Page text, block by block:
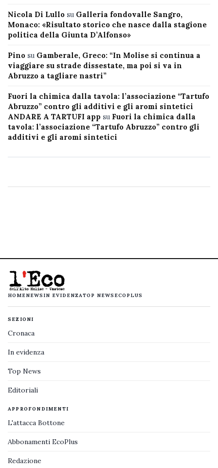
Nicola Di Lullo su Galleria fondovalle Sangro,
Monaco: «Risultato storico che nasce dalla stagione
politica della Giunta D’Alfonso»
Pino su Gamberale, Greco: “In Molise si continua a
viaggiare su strade dissestate, ma poi si va in
Abruzzo a tagliare nastri”
Fuori la chimica dalla tavola: l’associazione “Tartufo
Abruzzo” contro gli additivi e gli aromi sintetici
ANDARE A TARTUFI app su Fuori la chimica dalla
tavola: l’associazione “Tartufo Abruzzo” contro gli
additivi e gli aromi sintetici
HOMENEWS IN EVIDENZATOP NEWS ECOPLUS
SEZIONI
Cronaca
In evidenza
Top News
Editoriali
APPROFONDIMENTI
L'attacca Bottone
Abbonamenti EcoPlus
Redazione